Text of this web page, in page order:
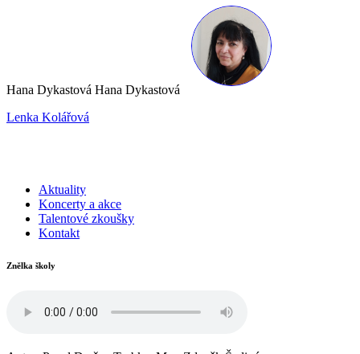
Hana Dykastová Hana Dykastová
Lenka Kolářová
Aktuality
Koncerty a akce
Talentové zkoušky
Kontakt
Znělka školy